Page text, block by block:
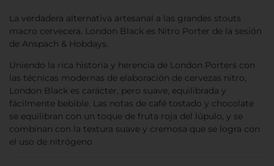
La verdadera alternativa artesanal a las grandes stouts
macro cervecera. London Black es Nitro Porter de la sesión
de Anspach & Hobdays.
Uniendo la rica historia y herencia de London Porters con
las técnicas modernas de elaboración de cervezas nitro,
London Black es carácter, pero suave, equilibrada y
fácilmente bebible. Las notas de café tostado y chocolate
se equilibran con un toque de fruta roja del lúpulo, y se
combinan con la textura suave y cremosa que se logra con
el uso de nitrógeno